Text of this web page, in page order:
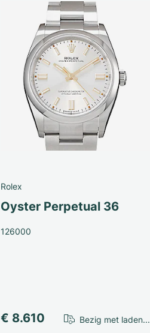
Rolex
Oyster Perpetual 36
126000
€ 8.610 Bezig met laden...